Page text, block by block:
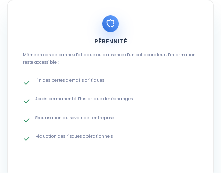
PÉRENNITÉ
Même en cas de panne, d'attaque ou d'absence d'un collaborateur, l'information
reste accessible :
Fin des pertes d'emails critiques
Accès permanent à l'historique des échanges
Sécurisation du savoir de l'entreprise
Réduction des risques opérationnels